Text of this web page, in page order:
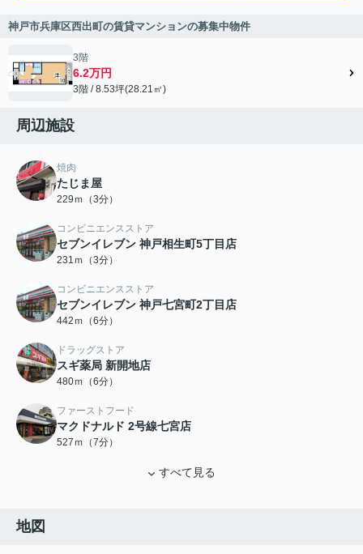
神戸市兵庫区西出町の賃貸マンションの募集中物件
3階
6.2万円
3階 / 8.53坪(28.21㎡)
周辺施設
焼肉
たじま屋
229ｍ（3分）
コンビニエンスストア
セブンイレブン 神戸相生町5丁目店
231ｍ（3分）
コンビニエンスストア
セブンイレブン 神戸七宮町2丁目店
442ｍ（6分）
ドラッグストア
スギ薬局 新開地店
480ｍ（6分）
ファーストフード
マクドナルド 2号線七宮店
527ｍ（7分）
すべて見る
地図